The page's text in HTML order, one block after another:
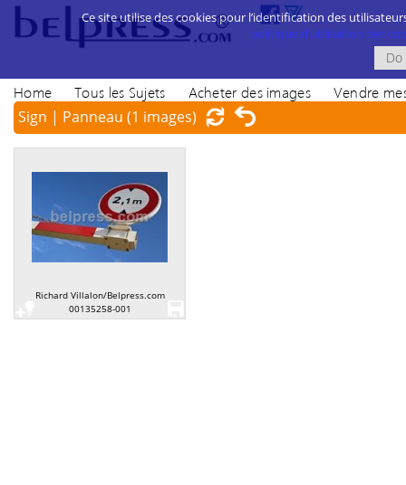
Home Tous les Sujets Acheter des images Vendre
Sign | Panneau (1 images)
Richard Villalon/Belpress.com
00135258-001
Ce site utilise des cookies pour l’identification des
politique d’utilisation des